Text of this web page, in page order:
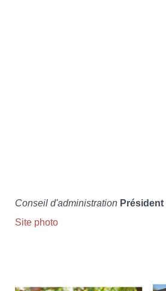
Conseil d'administration Président
Site photo